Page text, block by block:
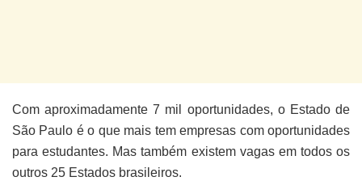
Com aproximadamente 7 mil oportunidades, o Estado de
São Paulo é o que mais tem empresas com oportunidades
para estudantes. Mas também existem vagas em todos os
outros 25 Estados brasileiros.